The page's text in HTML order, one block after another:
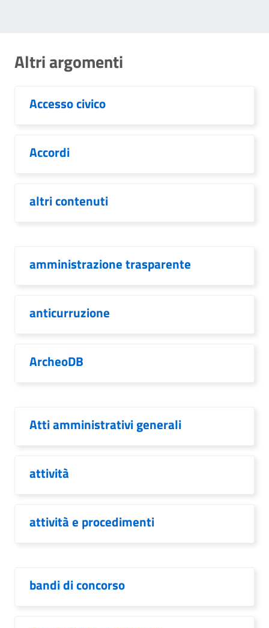
Altri argomenti
Accesso civico
Accordi
altri contenuti
amministrazione trasparente
anticurruzione
ArcheoDB
Atti amministrativi generali
attività
attività e procedimenti
bandi di concorso